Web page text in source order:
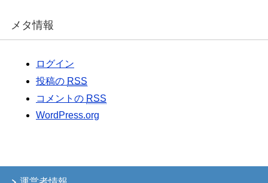
メタ情報
ログイン
投稿の RSS
コメントの RSS
WordPress.org